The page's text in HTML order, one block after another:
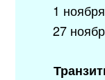
1
27